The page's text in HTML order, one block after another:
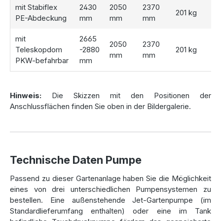
Regenwasser für WC, Waschmaschine oder andere
Haushaltsbereiche planen, empfehlen wir unsere
Sie für die Verwendung von Regenwasser im gesamten
Haushalt benötigen. Weitere Modelle wie die
Hausanlage
Premium 4000 L
undHausanlage Premium 7000 L
Komplettanlage
Mit praktischenAnschlussdichtungen
Wasserentnahmebox
einfachen Zugang zu Ihrem Regenwasser, bleibt Ihre
Zisterne stets flexibel in der Nutzung. Sie können den Tank
problemlos an Ihre individuellen Anforderungen und
Gegebenheiten anpassen. DerTeleskopdom
ermöglicht
mit Stabiflex
PE-Abdeckung
2430
mm
2050
mm
2370
mm
201 kg
mit
Teleskopdom
PKW-befahrbar
2665
-2880
mm
2050
mm
2370
mm
201 kg
Hinweis: Die Skizzen mit den Positionen der
Anschlussflächen finden Sie oben in der Bildergalerie.
Technische Daten Pumpe
Passend zu dieser Gartenanlage haben Sie die Möglichkeit
eines von drei unterschiedlichen Pumpensystemen zu
bestellen. Eine außenstehende Jet-Gartenpumpe (im
Standardlieferumfang enthalten) oder eine im Tank